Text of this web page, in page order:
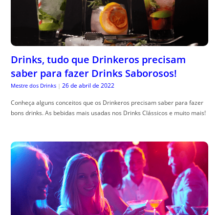
Drinks, tudo que Drinkeros precisam
saber para fazer Drinks Saborosos!
Mestre dos Drinks | 26 de abril de 2022
Conheça alguns conceitos que os Drinkeros precisam saber para fazer
bons drinks. As bebidas mais usadas nos Drinks Clássicos e muito mais!